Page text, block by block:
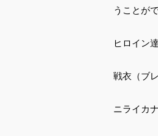
うことが
ヒロイン
戦衣（ブ
ニライカ